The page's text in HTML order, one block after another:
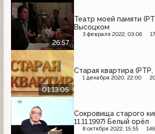
26:57
Театр моей памяти
Высоцком
3 февраля 2022, 03:06
01:13:05
Старая квартира (РТР,
1 декабря 2020, 22:00
Сокровища старого
11.11.1997) Белый орёл
8 октября 2022, 15:55